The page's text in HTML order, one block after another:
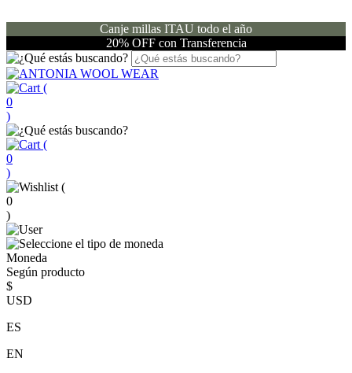
Canje millas ITAU todo el año
20% OFF con Transferencia
(
0
)
(
0
)
(
0
)
Moneda
Según producto
$
USD
ES
EN